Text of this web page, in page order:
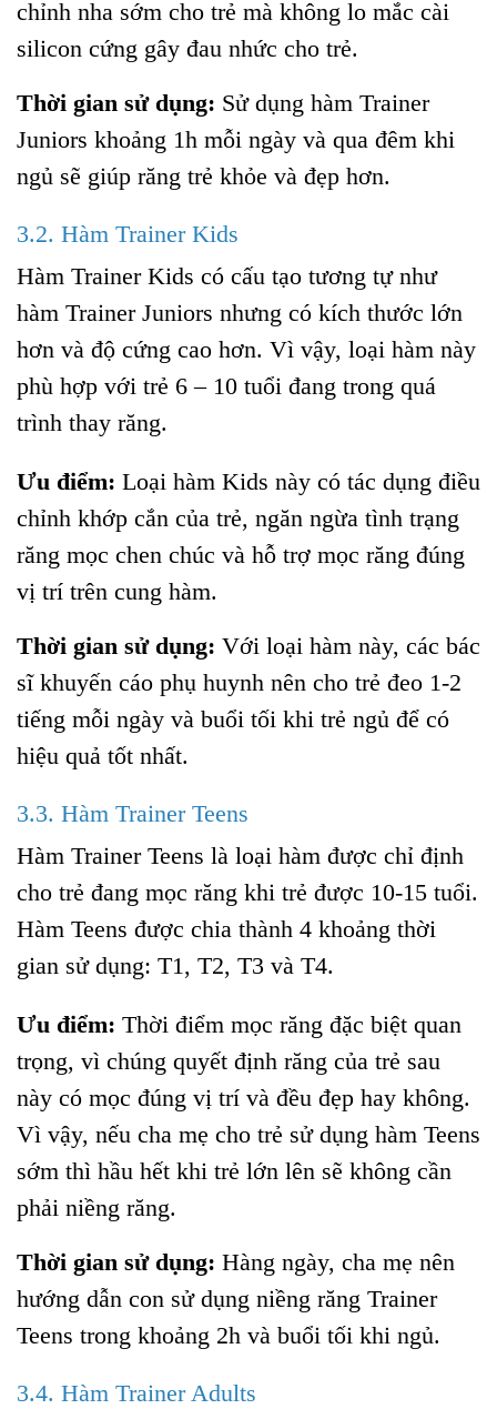
chỉnh nha sớm cho trẻ mà không lo mắc cài
silicon cứng gây đau nhức cho trẻ.
Thời gian sử dụng: Sử dụng hàm Trainer
Juniors khoảng 1h mỗi ngày và qua đêm khi
ngủ sẽ giúp răng trẻ khỏe và đẹp hơn.
3.2. Hàm Trainer Kids
Hàm Trainer Kids có cấu tạo tương tự như
hàm Trainer Juniors nhưng có kích thước lớn
hơn và độ cứng cao hơn. Vì vậy, loại hàm này
phù hợp với trẻ 6 – 10 tuổi đang trong quá
trình thay răng.
Ưu điểm: Loại hàm Kids này có tác dụng điều
chỉnh khớp cắn của trẻ, ngăn ngừa tình trạng
răng mọc chen chúc và hỗ trợ mọc răng đúng
vị trí trên cung hàm.
Thời gian sử dụng: Với loại hàm này, các bác
sĩ khuyến cáo phụ huynh nên cho trẻ đeo 1-2
tiếng mỗi ngày và buổi tối khi trẻ ngủ để có
hiệu quả tốt nhất.
3.3. Hàm Trainer Teens
Hàm Trainer Teens là loại hàm được chỉ định
cho trẻ đang mọc răng khi trẻ được 10-15 tuổi.
Hàm Teens được chia thành 4 khoảng thời
gian sử dụng: T1, T2, T3 và T4.
Ưu điểm: Thời điểm mọc răng đặc biệt quan
trọng, vì chúng quyết định răng của trẻ sau
này có mọc đúng vị trí và đều đẹp hay không.
Vì vậy, nếu cha mẹ cho trẻ sử dụng hàm Teens
sớm thì hầu hết khi trẻ lớn lên sẽ không cần
phải niềng răng.
Thời gian sử dụng: Hàng ngày, cha mẹ nên
hướng dẫn con sử dụng niềng răng Trainer
Teens trong khoảng 2h và buổi tối khi ngủ.
3.4. Hàm Trainer Adults